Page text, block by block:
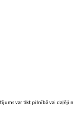
var tikt pilnībā vai